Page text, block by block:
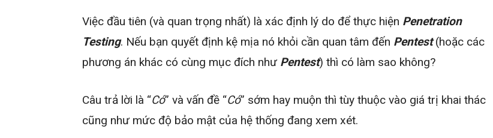
Việc đầu tiên (và quan trọng nhất) là xác định lý do để thực hiện Penetration
Testing. Nếu bạn quyết định kệ mịa nó khỏi cần quan tâm đến Pentest(hoặc các
phương án khác có cùng mục đích như Pentest) thì có làm sao không?
Câu trả lời là “Có” và vấn đề “Có” sớm hay muộn thì tùy thuộc vào giá trị khai thác
cũng như mức độ bảo mật của hệ thống đang xem xét.